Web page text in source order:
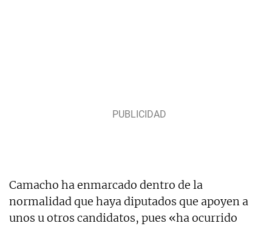
Camacho ha enmarcado dentro de la
normalidad que haya diputados que apoyen a
unos u otros candidatos, pues «ha ocurrido